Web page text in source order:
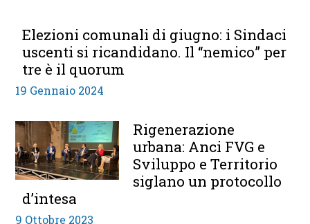
Elezioni comunali di giugno: i Sindaci
uscenti si ricandidano. Il “nemico” per
tre è il quorum
19 Gennaio 2024
Rigenerazione
urbana: Anci FVG e
Sviluppo e Territorio
siglano un protocollo
d’intesa
9 Ottobre 2023